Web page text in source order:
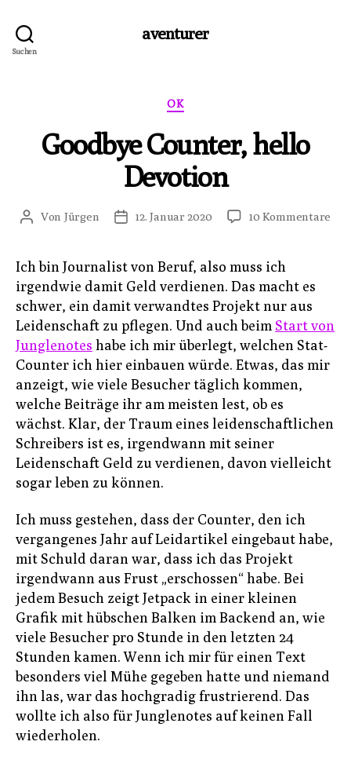
Suchen
aventurer
Kategorien
OK
Goodbye Counter, hello
Devotion
Beitragsautor
Von Jürgen Veröffentlichungsdatum
12. Januar 2020 10 Kommentare
Ich bin Journalist von Beruf, also muss ich
irgendwie damit Geld verdienen. Das macht es
schwer, ein damit verwandtes Projekt nur aus
Leidenschaft zu pflegen. Und auch beim Start von
Junglenotes habe ich mir überlegt, welchen Stat-
Counter ich hier einbauen würde. Etwas, das mir
anzeigt, wie viele Besucher täglich kommen,
welche Beiträge ihr am meisten lest, ob es
wächst. Klar, der Traum eines leidenschaftlichen
Schreibers ist es, irgendwann mit seiner
Leidenschaft Geld zu verdienen, davon vielleicht
sogar leben zu können.
Ich muss gestehen, dass der Counter, den ich
vergangenes Jahr auf Leidartikel eingebaut habe,
mit Schuld daran war, dass ich das Projekt
irgendwann aus Frust „erschossen“ habe. Bei
jedem Besuch zeigt Jetpack in einer kleinen
Grafik mit hübschen Balken im Backend an, wie
viele Besucher pro Stunde in den letzten 24
Stunden kamen. Wenn ich mir für einen Text
besonders viel Mühe gegeben hatte und niemand
ihn las, war das hochgradig frustrierend. Das
wollte ich also für Junglenotes auf keinen Fall
wiederholen.